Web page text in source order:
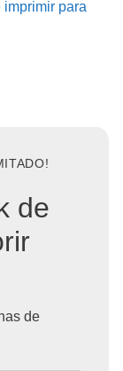
imprimir para
de
de